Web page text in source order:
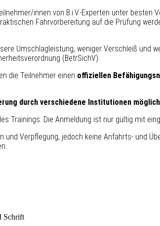
innen von B.i.V.-Experten unter
Fahrvorbereitung auf die Prüfung
Umschlagleistung, weniger Verschleiß und
(BetrSichV).
die Teilnehmer einen offiziellen
durch verschiedene Institutionen
Trainings. Die Anmeldung ist nur gültig mit
und Verpflegung, jedoch keine Anfahrts- und
Schrift